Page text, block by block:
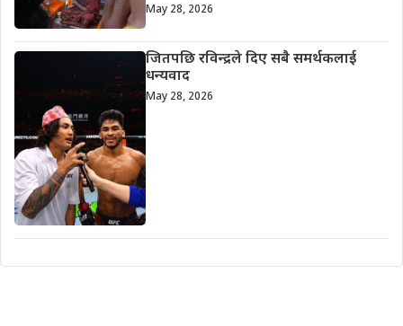
May 28, 2026
जितपछि रविन्द्रले दिए सबै समर्थकलाई
धन्यवाद
May 28, 2026